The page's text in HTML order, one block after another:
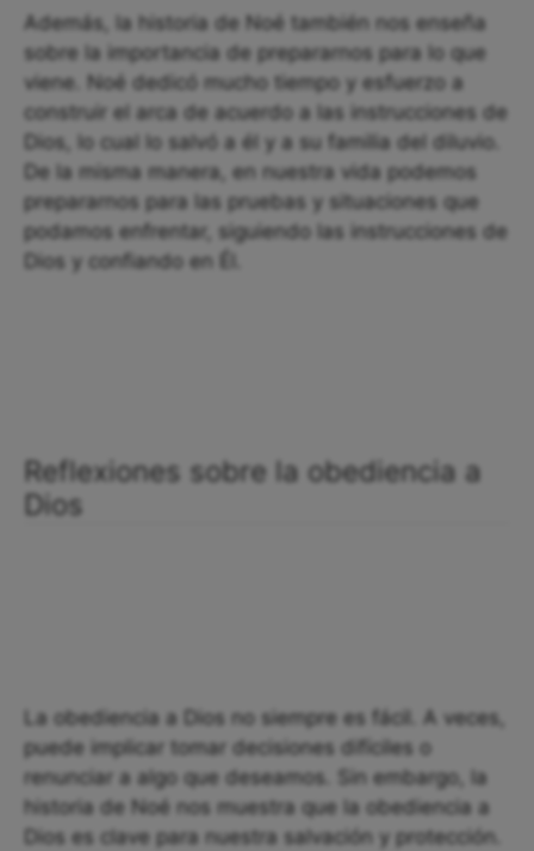
Además, la historia de Noé también nos enseña
sobre la importancia de prepararnos para lo que
viene. Noé dedicó mucho tiempo y esfuerzo a
construir el arca de acuerdo a las instrucciones de
Dios, lo cual lo salvó a él y a su familia del diluvio.
De la misma manera, en nuestra vida podemos
prepararnos para las pruebas y situaciones que
podamos enfrentar, siguiendo las instrucciones de
Dios y confiando en Él.
Reflexiones sobre la obediencia a
Dios
La obediencia a Dios no siempre es fácil. A veces,
puede implicar tomar decisiones difíciles o
renunciar a algo que deseamos. Sin embargo, la
historia de Noé nos muestra que la obediencia a
Dios es clave para nuestra salvación y protección.